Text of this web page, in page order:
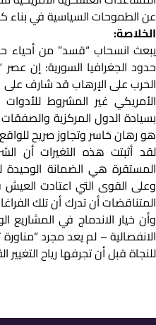
عن الطموحات السياسية في بناء
الخلاصة:
يبعث انسحاب “قسد” من أحياء
حدود الجغرافيا السورية: إن عصر
الحرب على الإرهاب قد شارف على
الأمريكي غير المشروط
بسيادة الدول المركزية والصفقات
هو رهان خاسر وتجاوز صريح
لقد أثبتت هذه التغيرات أن
المستقرة هي الضمانة الوحيدة
وعلى القوى التي اعتادت العيش
المتناقضات أن تدرك أن تلك
وأن خيار الاندماج في المشاريع
الانفصالية – لم يعد مجرد
للنجاة قبل أن تجرفها رياح التغيير